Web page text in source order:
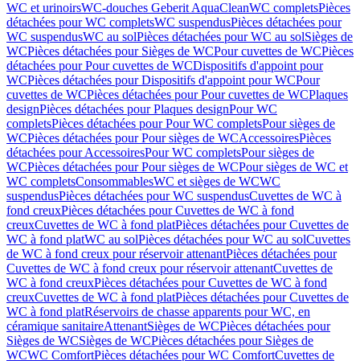
WC et urinoirsWC-douches Geberit AquaCleanWC completsPièces
détachées pour WC completsWC suspendusPièces détachées pour
WC suspendusWC au solPièces détachées pour WC au solSièges de
WCPièces détachées pour Sièges de WCPour cuvettes de WCPièces
détachées pour Pour cuvettes de WCDispositifs d'appoint pour
WCPièces détachées pour Dispositifs d'appoint pour WCPour
cuvettes de WCPièces détachées pour Pour cuvettes de WCPlaques
designPièces détachées pour Plaques designPour WC
completsPièces détachées pour Pour WC completsPour sièges de
WCPièces détachées pour Pour sièges de WCAccessoiresPièces
détachées pour AccessoiresPour WC completsPour sièges de
WCPièces détachées pour Pour sièges de WCPour sièges de WC et
WC completsConsommablesWC et sièges de WCWC
suspendusPièces détachées pour WC suspendusCuvettes de WC à
fond creuxPièces détachées pour Cuvettes de WC à fond
creuxCuvettes de WC à fond platPièces détachées pour Cuvettes de
WC à fond platWC au solPièces détachées pour WC au solCuvettes
de WC à fond creux pour réservoir attenantPièces détachées pour
Cuvettes de WC à fond creux pour réservoir attenantCuvettes de
WC à fond creuxPièces détachées pour Cuvettes de WC à fond
creuxCuvettes de WC à fond platPièces détachées pour Cuvettes de
WC à fond platRéservoirs de chasse apparents pour WC, en
céramique sanitaireAttenantSièges de WCPièces détachées pour
Sièges de WCSièges de WCPièces détachées pour Sièges de
WCWC ComfortPièces détachées pour WC ComfortCuvettes de